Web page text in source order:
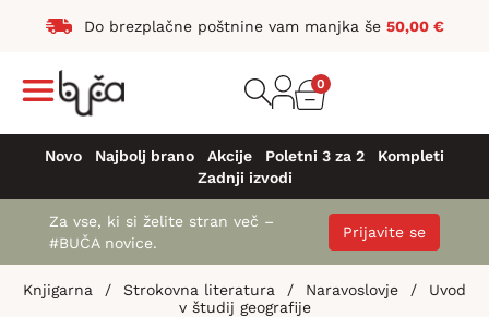
Do brezplačne poštnine vam manjka še 50,00 €
0
Novo Najbolj brano Akcije Poletni 3 za 2
Kompleti
Zadnji izvodi
Za vse, ki si želite stran več –
#BUČA novice.
Prijavite se
Knjigarna / Strokovna literatura / Naravoslovje /
Uvod
v študij geografije